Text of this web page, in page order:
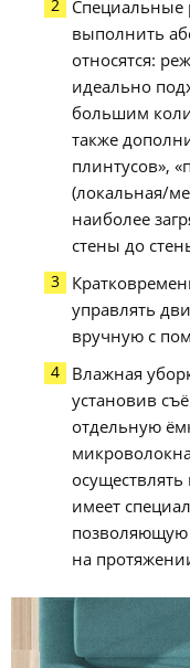
выполнить
относятся:
идеально
большим
также
плинтусов»,
(локальная/
наиболее
стены до
управлять
вручную с
Влажная
установив
отдельную
имеет
позволяющую
на